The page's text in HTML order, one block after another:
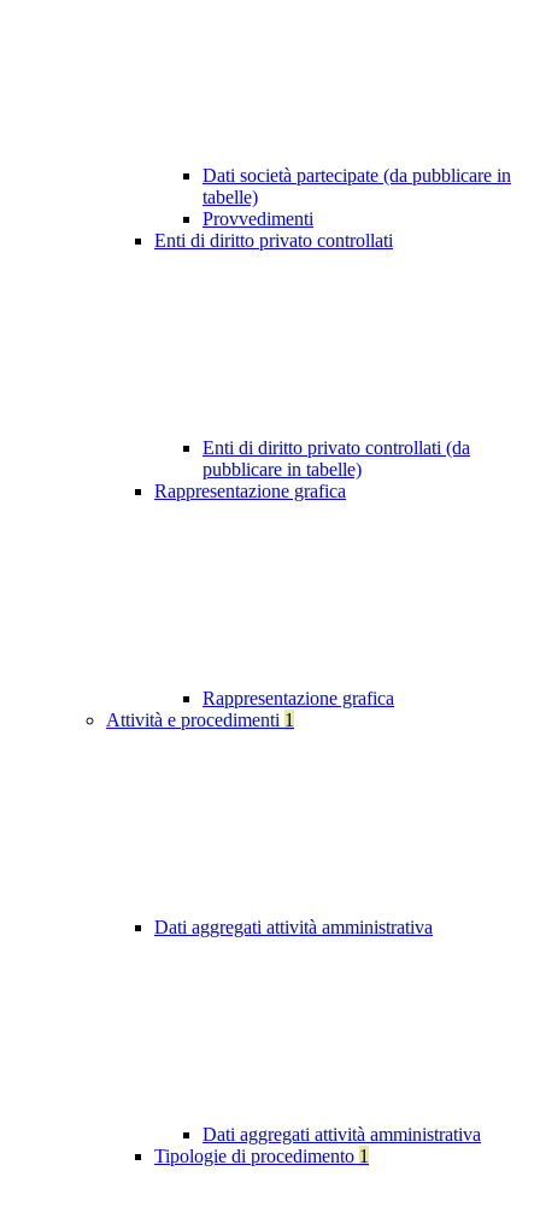
Dati società partecipate (da pubblicare in
tabelle)
Provvedimenti
Enti di diritto privato controllati
Enti di diritto privato controllati (da
pubblicare in tabelle)
Rappresentazione grafica
Rappresentazione grafica
Attività e procedimenti 1
Dati aggregati attività amministrativa
Dati aggregati attività amministrativa
Tipologie di procedimento 1